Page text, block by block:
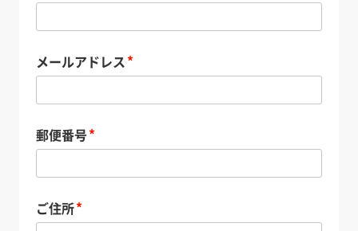
メールアドレス
郵便番号
ご住所